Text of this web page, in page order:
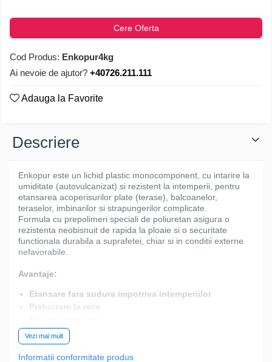
Cere Oferta
Cod Produs: Enkopur4kg
Ai nevoie de ajutor? +40726.211.111
Adauga la Favorite
Descriere
Enkopur este un lichid plastic monocomponent, cu intarire la
umiditate (autovulcanizat) si rezistent la intemperii, pentru
etansarea acoperisurilor plate (terase), balcoanelor,
teraselor, imbinarilor si strapungerilor complicate.
Formula cu prepolimeri speciali de poliuretan asigura o
rezistenta neobisnuit de rapida la ploaie si o securitate
functionala durabila a suprafetei, chiar si in conditii externe
nefavorabile.
Avantaje:
Etansare fara sudura impotriva intemperiilor
Prelucrare la rece
Autovulcanizant (auto intarire)
Etansare uimitor de rapida la ploaie
Aderenta excelenta
Vezi mai mult
Informatii conformitate produs